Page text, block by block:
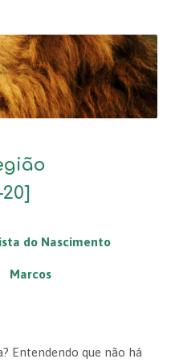
do Nascimento
Marcos
Entendendo que não há